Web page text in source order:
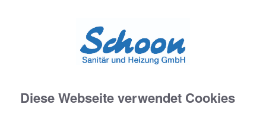
Diese Webseite verwendet Cookies